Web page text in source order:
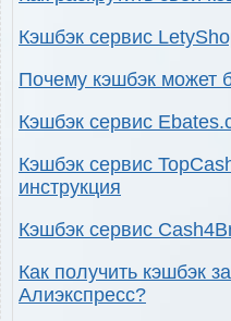
Кэшбэк сервис
Почему кэшбэк может
Кэшбэк сервис
Кэшбэк сервис
инструкция
Кэшбэк сервис
Как получить кэшбэк
Алиэкспресс?